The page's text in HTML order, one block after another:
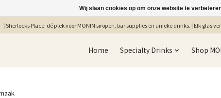
| Sherlocks Place: dé plek voor MONIN siropen, bar supplies en unieke drinks. | Elk glas
Home Specialty Drinks Shop
Wij slaan cookies op om onze website te